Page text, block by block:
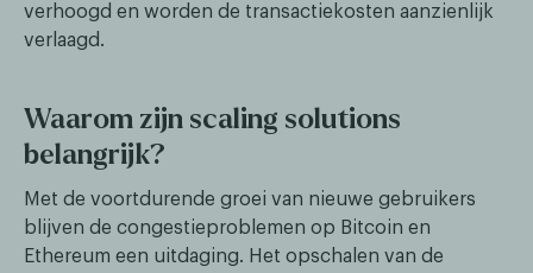
verhoogd en worden de transactiekosten aanzienlijk
verlaagd.
Waarom zijn scaling solutions
belangrijk?
Met de voortdurende groei van nieuwe gebruikers
blijven de congestieproblemen op Bitcoin en
Ethereum een uitdaging. Het opschalen van de